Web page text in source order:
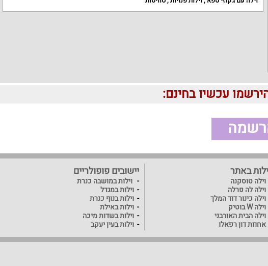
באתר
וילה טוסקנה
וילה לה פרלה
וילה כינור דוד המלך
וילה W בוטיק
וילה הבית האורבני
אחוזת דון רפאלו
יישובים פופולריים
וילות במושבה כנרת
וילות במגדל
וילות בנוף כנרת
וילות באילת
וילות בשדות מיכה
וילות בעין יעקב